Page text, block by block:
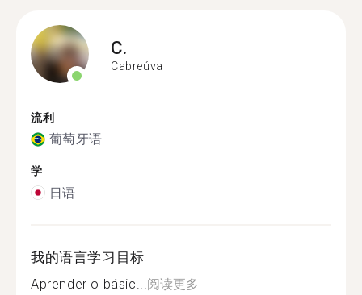
C.
Cabreúva
流利
葡萄牙语
学
日语
我的语言学习目标
Aprender o básic... 阅读更多